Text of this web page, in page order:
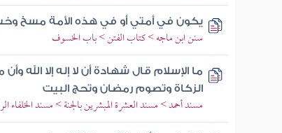
يكون في أمتي أو في هذه الأمة مسخ
سنن ابن ماجه > كتاب الفتن > باب الخسوف
ما الإسلام قال شهادة أن لا إله إلا الله
الزكاة وتصوم رمضان وتحج البيت
مسند أحمد > مسند العشرة المبشرين بالجنة > مسند